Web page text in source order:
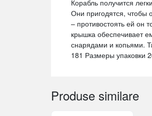
Корабль получится
Они пригодятся, чтобы
– противостоять ей он
крышка обеспечивает
снарядами и копьями.
181 Размеры упаковки
Produse similare